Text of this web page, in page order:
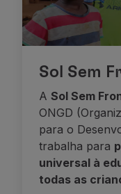
Sol Sem
A Sol Sem
ONGD
para o
trabalha para
universal à
todas as